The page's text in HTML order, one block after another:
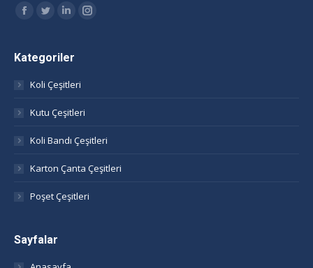
Find us on:
Facebook
opens
new
window
Twitter
opens
new
window
Linkedin
opens
new
window
Instagram
Kategoriler
Koli Çeşitleri
Kutu Çeşitleri
Koli Bandı Çeşitleri
Karton Çanta Çeşitleri
Poşet Çeşitleri
Sayfalar